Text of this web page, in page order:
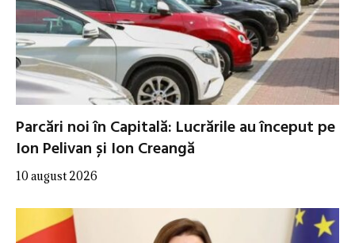
Parcări noi în Capitală: Lucrările au început pe
Ion Pelivan și Ion Creangă
10 august 2026